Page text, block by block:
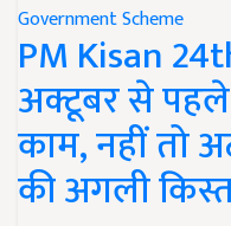
Government Scheme
PM Kisan
अक्टूबर से
काम, नहीं तो
की अगली